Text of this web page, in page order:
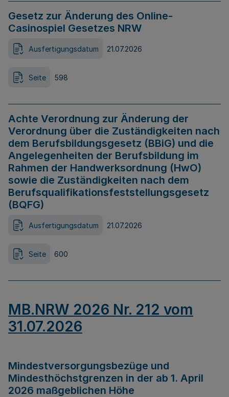
Gesetz zur Änderung des Online-
Casinospiel Gesetzes NRW
Ausfertigungsdatum 21.07.2026
Seite 598
Achte Verordnung zur Änderung der
Verordnung über die Zuständigkeiten nach
dem Berufsbildungsgesetz (BBiG) und die
Angelegenheiten der Berufsbildung im
Rahmen der Handwerksordnung (HwO)
sowie die Zuständigkeiten nach dem
Berufsqualifikationsfeststellungsgesetz
(BQFG)
Ausfertigungsdatum 21.07.2026
Seite 600
MB.NRW 2026 Nr. 212 vom
31.07.2026
Mindestversorgungsbezüge und
Mindesthöchstgrenzen in der ab 1. April
2026 maßgeblichen Höhe